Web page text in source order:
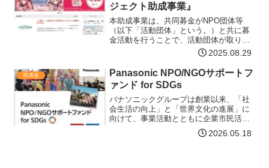
ジェクト助成事業』
本助成事業は、共同募金がNPO団体等
（以下「活動団体」という。）と共に募
金活動を行うことで、活動団体が取り組
んでいる、地域の福祉課題等を解決する
事業（以下「課題解決事業」という。）
を広く周知するとともに、寄付者の共感
や賛同に基づく寄付金によ…【詳細はコ
チラ】
2025.08.29
助成金
Panasonic NPO/NGOサポートフ
ァンド for SDGs
パナソニックグループは創業以来、「社
会生活の向上」と「世界文化の進展」に
向けて、事業活動とともに企業市民活動
を通じて社会課題の解決や、より良いく
らしの創造と世界中の人々の幸せ、社会
2026.05.18